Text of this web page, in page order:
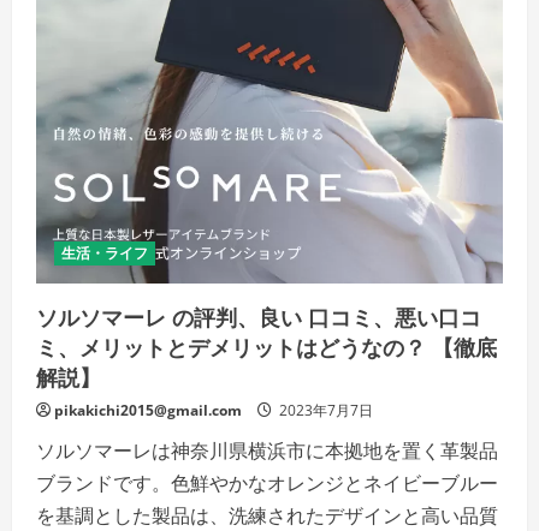
生活・ライフ
ソルソマーレ の評判、良い 口コミ、悪い口コ
ミ、メリットとデメリットはどうなの？ 【徹底
解説】
pikakichi2015@gmail.com 2023年7月7日
ソルソマーレは神奈川県横浜市に本拠地を置く革製品
ブランドです。色鮮やかなオレンジとネイビーブルー
を基調とした製品は、洗練されたデザインと高い品質